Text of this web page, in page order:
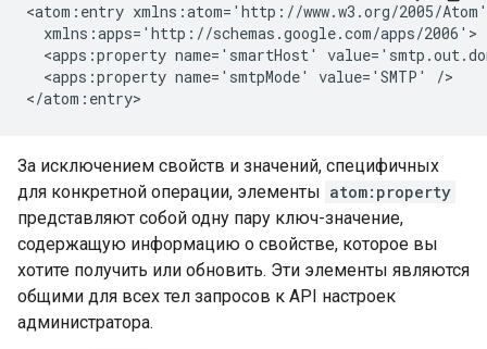
<atom:entry xmlns:atom='http://www.w3.org/2005/Atom'
  xmlns:apps='http://schemas.google.com/apps/2006'>
<apps:property name='smartHost'
  <apps:property name='smtpMode' value='SMTP' />
За исключением свойств и значений, специфичных
для конкретной операции, элементы atom:property
представляют собой одну пару ключ-значение,
содержащую информацию о свойстве, которое вы
хотите получить или обновить. Эти элементы являются
общими для всех тел запросов к API настроек
администратора.